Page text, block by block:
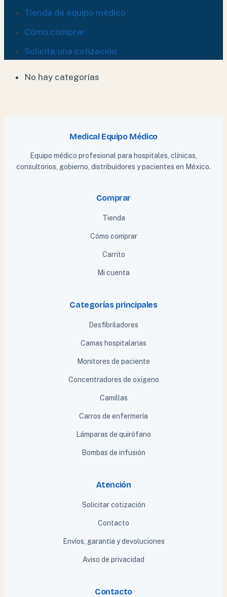
Tienda de equipo médico
Cómo comprar
Solicita una cotización
No hay categorías
Medical Equipo Médico
Equipo médico profesional para hospitales, clínicas,
consultorios, gobierno, distribuidores y pacientes en México.
Comprar
Tienda
Cómo comprar
Carrito
Mi cuenta
Categorías principales
Desfibriladores
Camas hospitalarias
Monitores de paciente
Concentradores de oxígeno
Camillas
Carros de enfermería
Lámparas de quirófano
Bombas de infusión
Atención
Solicitar cotización
Contacto
Envíos, garantía y devoluciones
Aviso de privacidad
Contacto